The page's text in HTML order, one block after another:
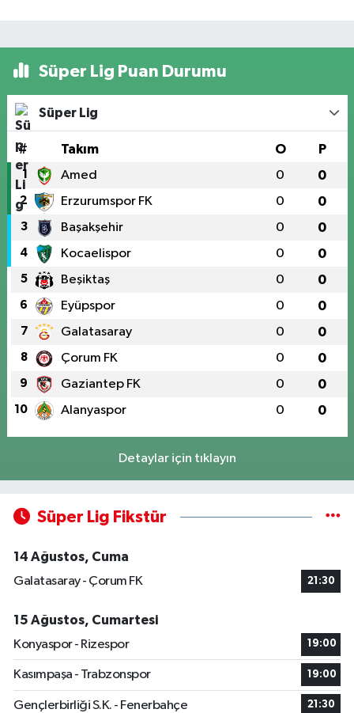
Süper Lig Puan Durumu
Süper Lig
# Takım O P
1 Amed 0 0
2 Erzurumspor FK 0 0
3 Başakşehir 0 0
4 Kocaelispor 0 0
5 Beşiktaş 0 0
6 Eyüpspor 0 0
7 Galatasaray 0 0
8 Çorum FK 0 0
9 Gaziantep FK 0 0
10 Alanyaspor 0 0
Detaylar için tıklayın
Süper Lig Fikstür
14 Ağustos, Cuma
Galatasaray - Çorum FK
21:30
15 Ağustos, Cumartesi
Konyaspor - Rizespor
19:00
Kasımpaşa - Trabzonspor 19:00
Gençlerbirliği S.K. - Fenerbahçe 21:30